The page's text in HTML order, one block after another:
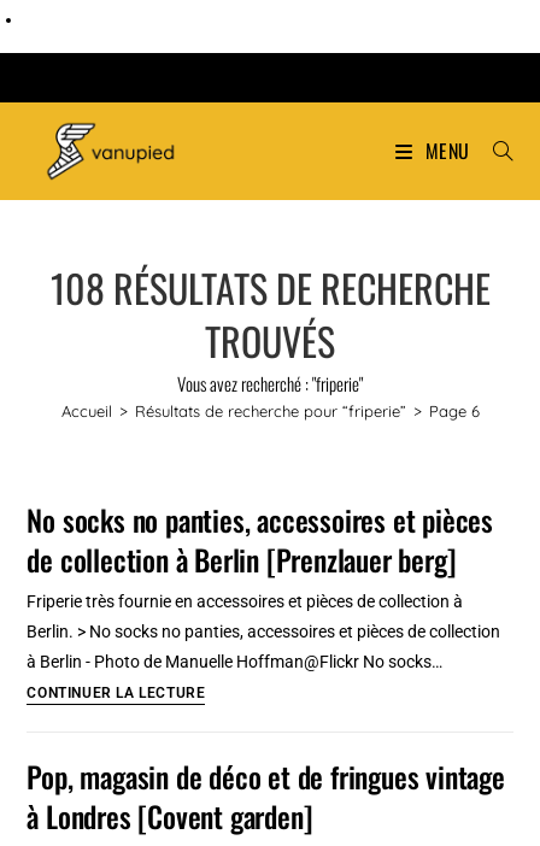
MENU
108 RÉSULTATS DE RECHERCHE
TROUVÉS
Vous avez recherché : "friperie"
Accueil > Résultats de recherche pour“friperie” > Page 6
No socks no panties, accessoires et pièces
de collection à Berlin [Prenzlauer berg]
Friperie très fournie en accessoires et pièces de collection à
Berlin. > No socks no panties, accessoires et pièces de collection
à Berlin - Photo de Manuelle Hoffman@Flickr No socks…
CONTINUER LA LECTURENo
panties,
accessoires
Pop, magasin de déco et de fringues vintage
à Londres [Covent garden]